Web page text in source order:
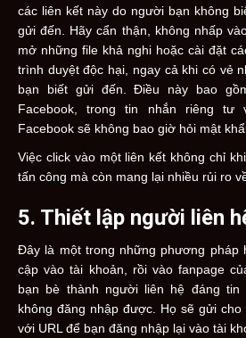
các liên kết này do người bạn không
gửi đến. Hãy cẩn thận, không nhấp
mở những file khả nghi hoặc cài đặt
trình duyệt độc hại, ngay cả khi có vẻ
bạn biết gửi đến. Điều này bao
Facebook, trong tin nhắn riêng tư
Facebook sẽ không bao giờ hỏi mật
Việc click vào một liên kết không chỉ
tấn công mà còn mang lại nhiều rủi ro
5. Thiết lập người liên
Đây là một trong những phương pháp
cập vào tài khoản, rồi vào fanpage
bạn bè thành người liên hệ đáng tin
không đăng nhập được. Họ sẽ gửi
với URL để bạn đăng nhập lại vào tài